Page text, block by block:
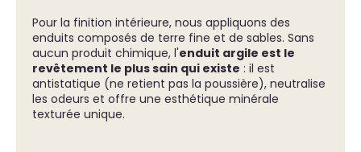
Pour la finition intérieure, nous appliquons des
enduits composés de terre fine et de sables. Sans
aucun produit chimique, l'enduit argile est le
revêtement le plus sain qui existe : il est
antistatique (ne retient pas la poussière), neutralise
les odeurs et offre une esthétique minérale
texturée unique.